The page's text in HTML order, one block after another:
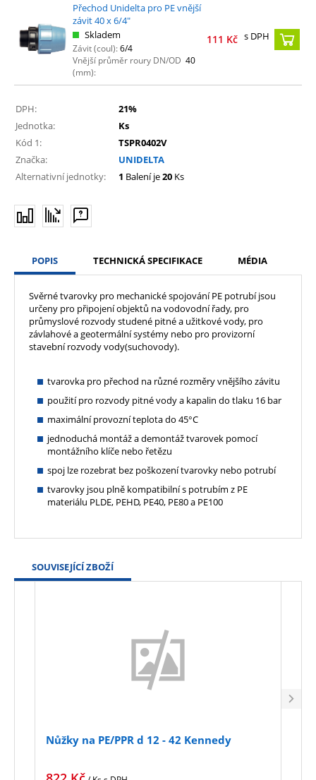
Přechod Unidelta pro PE vnější
závit 40 x 6/4"
Skladem
Závit (coul):6/4
Vnější průměr roury DN/OD
(mm):
40
111 Kč s DPH
DPH:
21%
Jednotka:
Ks
Kód 1:
TSPR0402V
Značka:
UNIDELTA
Alternativní jednotky:
1 Balení je20 Ks
POPIS TECHNICKÁ SPECIFIKACE MÉDIA
Svěrné tvarovky pro mechanické spojování PE potrubí jsou
určeny pro připojení objektů na vodovodní řady, pro
průmyslové rozvody studené pitné a užitkové vody, pro
závlahové a geotermální systémy nebo pro provizorní
stavební rozvody vody(suchovody).
tvarovka pro přechod na různé rozměry vnějšího závitu
použití pro rozvody pitné vody a kapalin do tlaku 16 bar
maximální provozní teplota do 45°C
jednoduchá montáž a demontáž tvarovek pomocí
montážního klíče nebo řetězu
spoj lze rozebrat bez poškození tvarovky nebo potrubí
tvarovky jsou plně kompatibilní s potrubím z PE
materiálu PLDE, PEHD, PE40, PE80 a PE100
SOUVISEJÍCÍ ZBOŽÍ
Nůžky na PE/PPR d 12 - 42 Kennedy